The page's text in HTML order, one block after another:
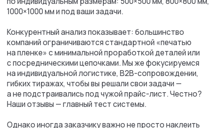
Почему бизнес
выбирает нашу
печать на
перфорированной
пленке?